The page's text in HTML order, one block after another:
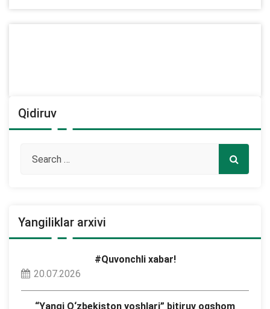
Qidiruv
Yangiliklar arxivi
#Quvonchli xabar!
20.07.2026
“Yangi O‘zbekiston yoshlari” bitiruv oqshom